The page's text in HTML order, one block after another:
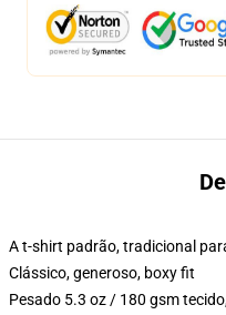
A t-shirt padrão, tradicional
Clássico, generoso, boxy fit
Pesado 5.3 oz / 180 gsm